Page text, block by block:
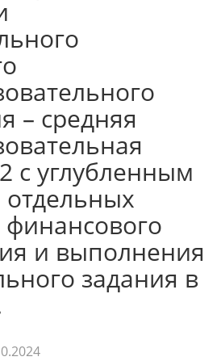
– средняя
с углубленным
и выполнения
задания в